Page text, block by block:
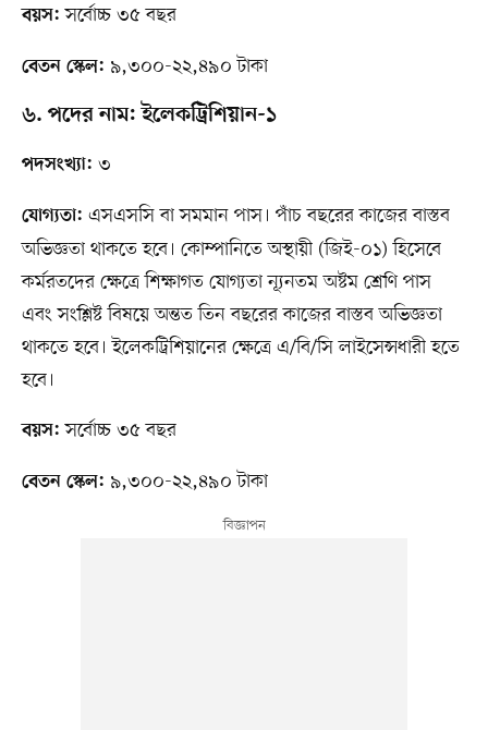
বয়স: সর্বোচ্চ ৩৫ বছর
বেতন স্কেল: ৯,৩০০-২২,৪৯০ টাকা
৬. পদের নাম: ইলেকট্রিশিয়ান-১
পদসংখ্যা: ৩
যোগ্যতা: এসএসসি বা সমমান পাস। পাঁচ বছরের কাজের বাস্তব
অভিজ্ঞতা থাকতে হবে। কোম্পানিতে অস্থায়ী (জিই-০১) হিসেবে
কর্মরতদের ক্ষেত্রে শিক্ষাগত যোগ্যতা ন্যূনতম অষ্টম শ্রেণি পাস
এবং সংশ্লিষ্ট বিষয়ে অন্তত তিন বছরের কাজের বাস্তব অভিজ্ঞতা
থাকতে হবে। ইলেকট্রিশিয়ানের ক্ষেত্রে এ/বি/সি লাইসেন্সধারী হতে
হবে।
বয়স: সর্বোচ্চ ৩৫ বছর
বেতন স্কেল: ৯,৩০০-২২,৪৯০ টাকা